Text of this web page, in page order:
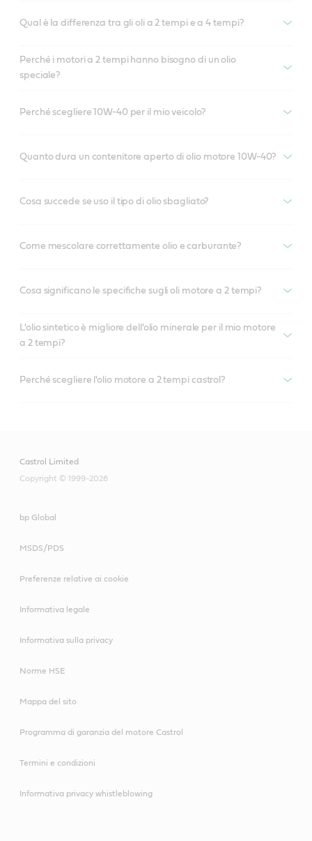
Qual è la differenza tra gli oli a 2 tempi e a 4 tempi?
Perché i motori a 2 tempi hanno bisogno di un olio
speciale?
Perché scegliere 10W-40 per il mio veicolo?
Quanto dura un contenitore aperto di olio motore 10W-40?
Cosa succede se uso il tipo di olio sbagliato?
Come mescolare correttamente olio e carburante?
Cosa significano le specifiche sugli oli motore a 2 tempi?
L'olio sintetico è migliore dell'olio minerale per il mio motore
a 2 tempi?
Perché scegliere l'olio motore a 2 tempi castrol?
Castrol Limited
Copyright © 1999-2026
bp Global
MSDS/PDS
Preferenze relative ai cookie
Informativa legale
Informativa sulla privacy
Norme HSE
Mappa del sito
Programma di garanzia del motore Castrol
Termini e condizioni
Informativa privacy whistleblowing